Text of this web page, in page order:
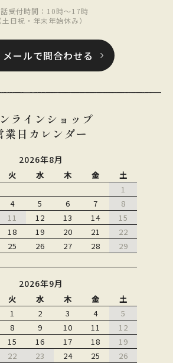
受付時間：10時〜17時
（土日祝・年末年始休み）
メールで問合わせる
ラインショップ
業日カレンダー
2026年8月
火 水 木 金
土
1
4 5 6 7
8
11 12 13 14
15
18 19 20 21
22
25 26 27 28
29
2026年9月
火 水 木 金
土
1
2 3 4
5
8 9 10 11
12
15 16 17 18
19
22 23 24 25
26